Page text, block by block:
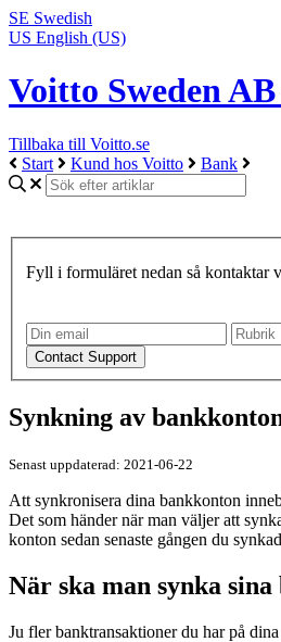
SE Swedish
US English (US)
Voitto Sweden
Tillbaka till Voitto.se
Start
Kund hos Voitto Bank
Fyll i formuläret nedan så kontaktar
Synkning av
Senast uppdaterad: 2021-06-22
Att synkronisera dina bankkonton
Det som händer när man väljer att
konton sedan senaste gången du
När ska man synka
Ju fler banktransaktioner du har på